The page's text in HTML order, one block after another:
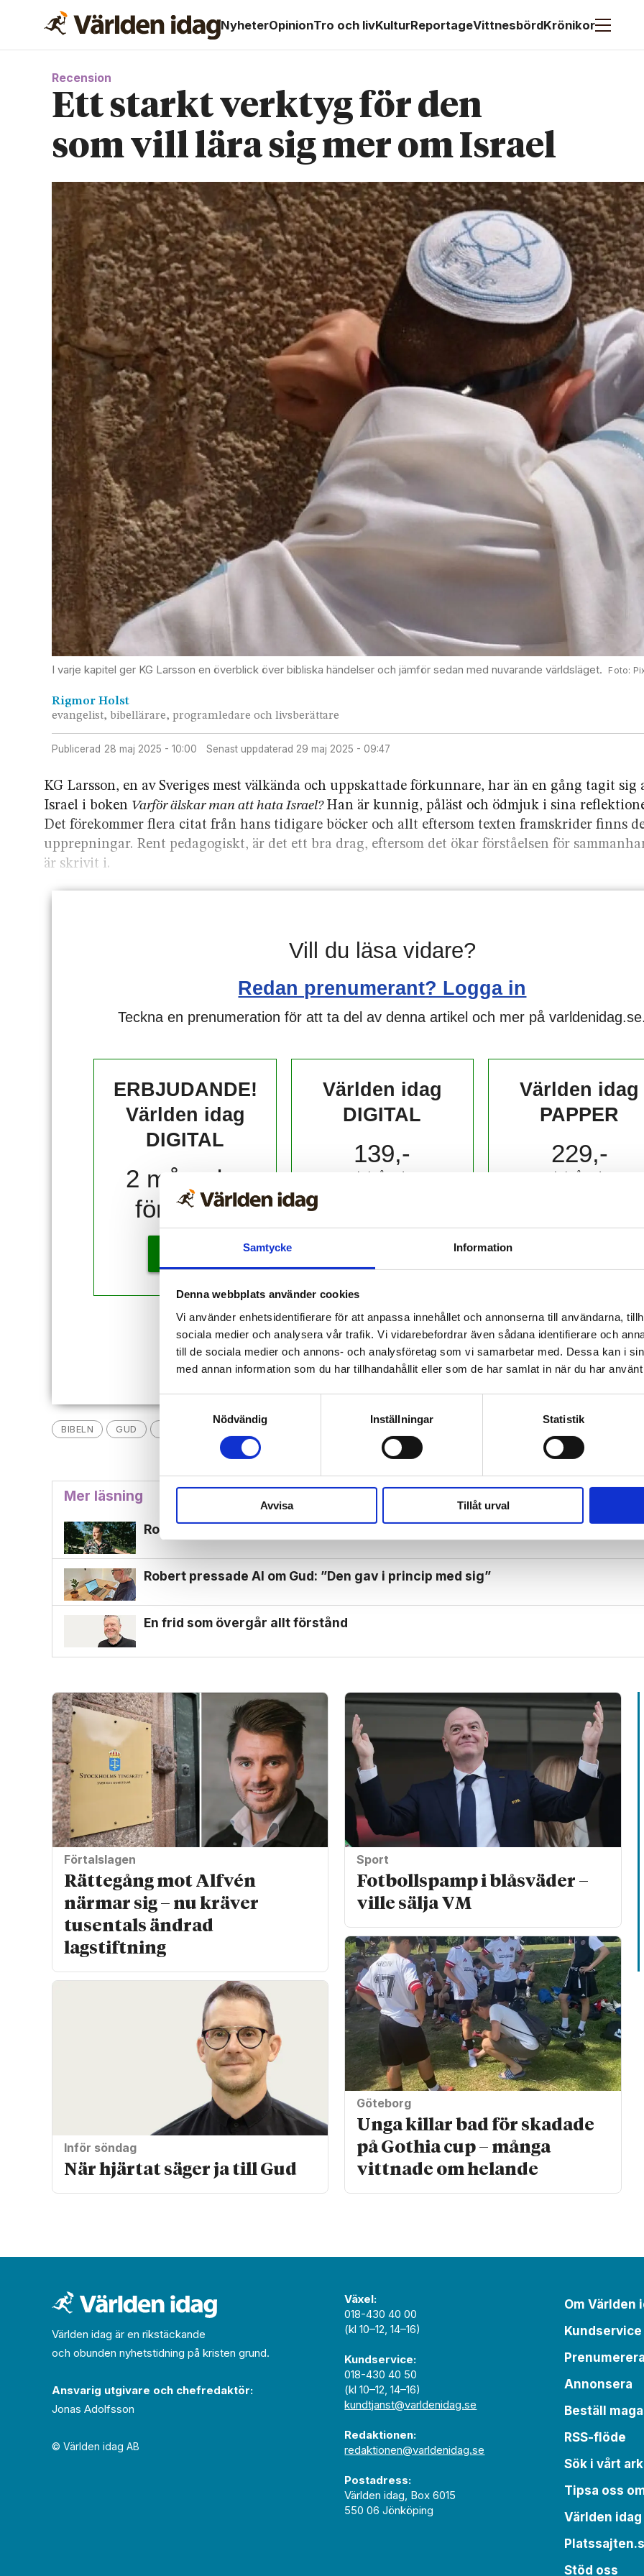
Samtycke Information
Denna webbplats använder cookies
Vi använder enhetsidentifierare för att anpassa innehållet och annonserna till användarna,
sociala medier och analysera vår trafik. Vi vidarebefordrar även sådana identifierare och
till de sociala medier och annons- och analysföretag som vi samarbetar med. Dessa kan i
med annan information som du har tillhandahållit eller som de har samlat in när du har
Samtyckesval
Nödvändig
Inställningar Statistik
Avvisa Tillåt urval
NyheterOpinionTro och livKulturReportageVittnesbördKrönikor
Recension
Ett starkt verktyg för den
som vill lära sig mer om Israel
I varje kapitel ger KG Larsson en överblick över bibliska händelser och jämför sedan med nuvarande världsläget.
Rigmor Holst
evangelist, bibellärare, programledare och livsberättare
Publicerad 28 maj 2025 - 10:00 Senast uppdaterad 29 maj 2025 - 09:47
KG Larsson, en av Sveriges mest välkända och uppskattade förkunnare, har än en gång tagit sig
Israel i boken Varför älskar man att hata Israel? Han är kunnig, påläst och ödmjuk i sina
Det förekommer flera citat från hans tidigare böcker och allt eftersom texten framskrider finns
upprepningar. Rent pedagogiskt, är det ett bra drag, eftersom det ökar förståelsen för
är skrivit i.
Vill du läsa vidare?
Redan prenumerant? Logga in
Teckna en prenumeration för att ta del av denna artikel och mer på
ERBJUDANDE!
Världen idag
DIGITAL
2 månader
för 10 kr!
Världen idag
DIGITAL
139,-
kr/månad ​​​​​​
Världen idag
PAPPER
229,-
kr/månad ​​​​​​
Redan prenumerant? Logga in
Mina Sidor
BIBELN GUD RECENSION
Mer läsning
Rockprofil: ”Lyssna på Gud i stället för att göra saker av tradition”
Robert pressade Al om Gud: ”Den gav i princip med sig”
En frid som övergår allt förstånd
Förtalslagen
Rättegång mot Alfvén
närmar sig – nu kräver
tusentals ändrad
lagstiftning
Inför söndag
När hjärtat säger ja till Gud
Sport
Fotbollspamp i blåsväder –
ville sälja VM
Göteborg
Unga killar bad för skadade
på Gothia cup – många
vittnade om helande
Världen idag är en rikstäckande
och obunden nyhets­­­tidning på kristen grund.
Ansvarig utgivare och chef­redaktör:
Jonas Adolfsson
© Världen idag AB
Växel:
018-430 40 00
(kl 10–12, 14–16)
Kundservice:
018-430 40 50
(kl 10–12, 14–16)
kundtjanst@varldenidag.se
Redaktionen:
redaktionen@varldenidag.se
Postadress:
Världen idag, Box 6015
550 06 Jönköping
Om Världen
Kundservice
Annonsera
Beställ
RSS-flöde
Sök i vårt
Tipsa oss
Världen
Stöd oss